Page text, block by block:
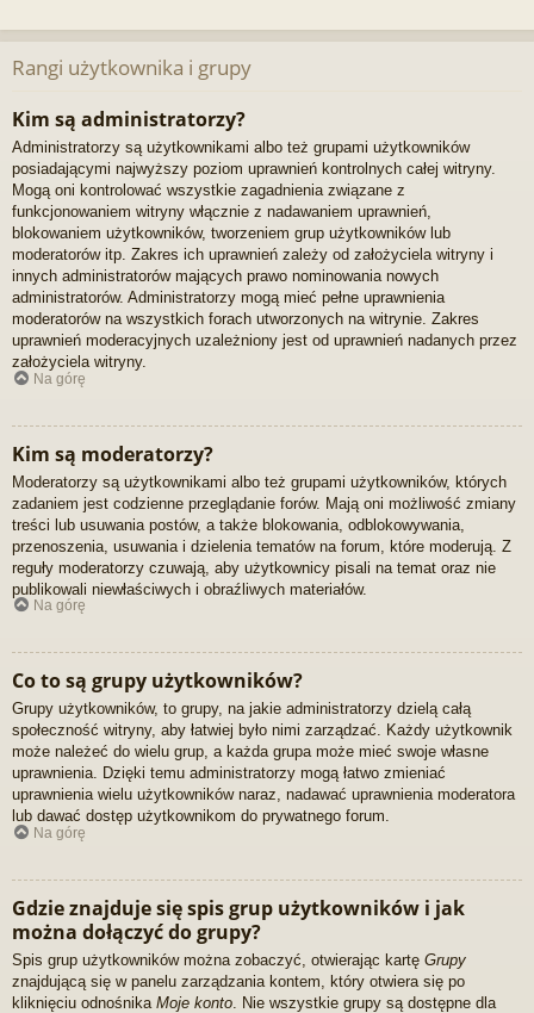
Rangi użytkownika i grupy
Kim są administratorzy?
Administratorzy są użytkownikami albo też grupami użytkowników
posiadającymi najwyższy poziom uprawnień kontrolnych całej witryny.
Mogą oni kontrolować wszystkie zagadnienia związane z
funkcjonowaniem witryny włącznie z nadawaniem uprawnień,
blokowaniem użytkowników, tworzeniem grup użytkowników lub
moderatorów itp. Zakres ich uprawnień zależy od założyciela witryny i
innych administratorów mających prawo nominowania nowych
administratorów. Administratorzy mogą mieć pełne uprawnienia
moderatorów na wszystkich forach utworzonych na witrynie. Zakres
uprawnień moderacyjnych uzależniony jest od uprawnień nadanych przez
założyciela witryny.
Na górę
Kim są moderatorzy?
Moderatorzy są użytkownikami albo też grupami użytkowników, których
zadaniem jest codzienne przeglądanie forów. Mają oni możliwość zmiany
treści lub usuwania postów, a także blokowania, odblokowywania,
przenoszenia, usuwania i dzielenia tematów na forum, które moderują. Z
reguły moderatorzy czuwają, aby użytkownicy pisali na temat oraz nie
publikowali niewłaściwych i obraźliwych materiałów.
Na górę
Co to są grupy użytkowników?
Grupy użytkowników, to grupy, na jakie administratorzy dzielą całą
społeczność witryny, aby łatwiej było nimi zarządzać. Każdy użytkownik
może należeć do wielu grup, a każda grupa może mieć swoje własne
uprawnienia. Dzięki temu administratorzy mogą łatwo zmieniać
uprawnienia wielu użytkowników naraz, nadawać uprawnienia moderatora
lub dawać dostęp użytkownikom do prywatnego forum.
Na górę
Gdzie znajduje się spis grup użytkowników i jak
można dołączyć do grupy?
Spis grup użytkowników można zobaczyć, otwierając kartę Grupy
znajdującą się w panelu zarządzania kontem, który otwiera się po
kliknięciu odnośnika Moje konto . Nie wszystkie grupy są dostępne dla